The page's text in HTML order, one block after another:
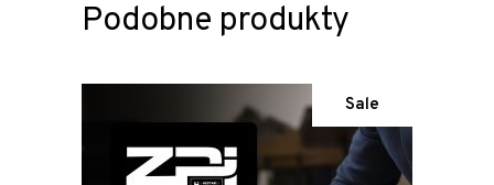
Podobne produkty
Sale